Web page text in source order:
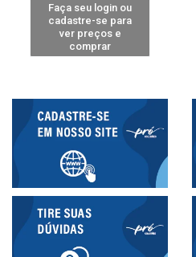
Faça seu login ou
cadastre-se para
ver preços e
comprar